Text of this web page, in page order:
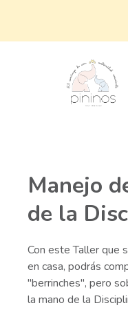
Manejo
de la
Con este Taller que
en casa, podrás
"berrinches", pero
la mano de la